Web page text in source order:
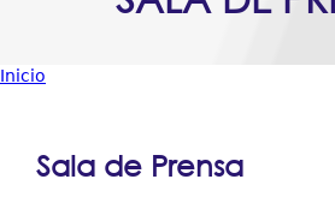
Resultados y Casos de
está
Inicio
Sala de Prensa